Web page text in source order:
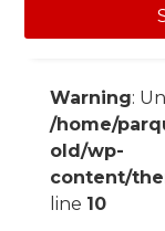
Warning:
/home/
old/wp-
content/
line 10